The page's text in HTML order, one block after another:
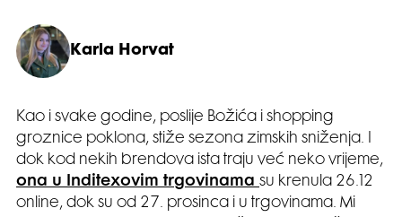
Karla Horvat
Kao i svake godine, poslije Božića i shopping
groznice poklona, stiže sezona zimskih sniženja. I
dok kod nekih brendova ista traju već neko vrijeme,
ona u Inditexovim trgovinama su krenula 26.12
online, dok su od 27. prosinca i u trgovinama. Mi